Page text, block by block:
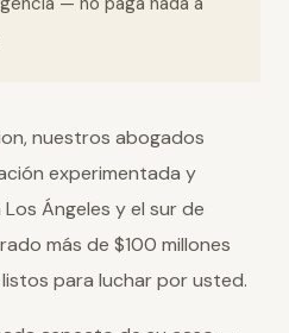
nuestros abogados
experimentada y
Ángeles y el sur de
más de $100 millones
para luchar por usted.